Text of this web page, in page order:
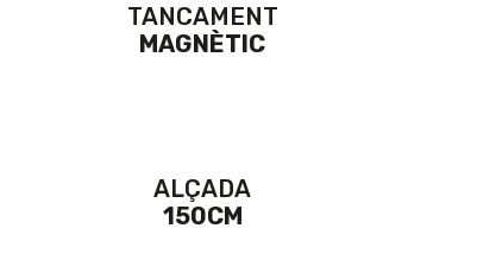
TANCAMENT
MAGNÈTIC
ALÇADA
150CM